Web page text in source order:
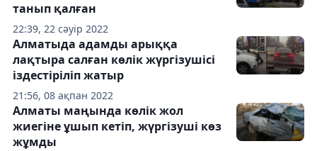
22:39, 22 сәуір 2022
танып қалған
21:56, 08 ақпан 2022
Алматыда адамды арыққа
лақтыра салған көлік жүргізушісі
іздестіріліп жатыр
Алматы маңында көлік жол
жиегіне ұшып кетіп, жүргізуші көз
жұмды